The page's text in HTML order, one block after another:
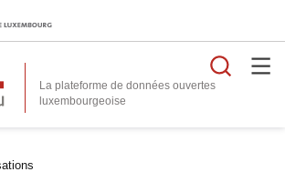
La plateforme de données ouvertes